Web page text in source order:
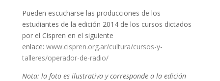
Pueden escucharse las producciones de los
estudiantes de la edición 2014 de los cursos dictados
por el Cispren en el siguiente
enlace: www.cispren.org.ar/cultura/cursos-y-
talleres/operador-de-radio/
Nota: la foto es ilustrativa y corresponde a la edición